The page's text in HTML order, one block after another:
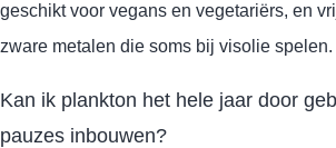
geschikt voor vegans en vegetariërs, en
zware metalen die soms bij visolie spelen.
Kan ik plankton het hele jaar door
pauzes inbouwen?